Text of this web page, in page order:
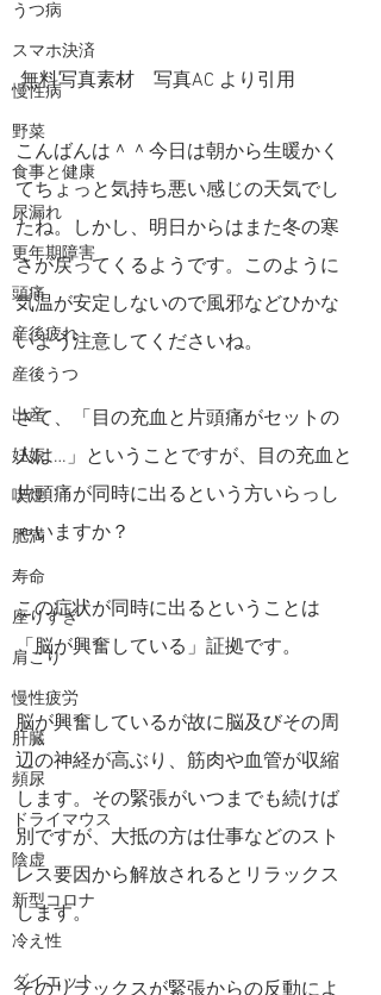
うつ病
スマホ決済
慢性病
野菜
食事と健康
尿漏れ
更年期障害
頭痛
産後疲れ
産後うつ
出産
妊娠
喫煙
肥満
寿命
座りすぎ
肩こり
慢性疲労
肝臓
頻尿
ドライマウス
陰虚
新型コロナ
冷え性
ダイエット
無料写真素材 写真AC より引用
こんばんは＾＾今日は朝から生暖かく
てちょっと気持ち悪い感じの天気でし
たね。しかし、明日からはまた冬の寒
さが戻ってくるようです。このように
気温が安定しないので風邪などひかな
いよう注意してくださいね。
さて、「目の充血と片頭痛がセットの
人は…」ということですが、目の充血と
片頭痛が同時に出るという方いらっし
ゃいますか？
この症状が同時に出るということは
「脳が興奮している」証拠です。
脳が興奮しているが故に脳及びその周
辺の神経が高ぶり、筋肉や血管が収縮
します。その緊張がいつまでも続けば
別ですが、大抵の方は仕事などのスト
レス要因から解放されるとリラックス
します。